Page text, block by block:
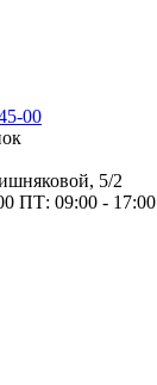
00
5/2
ПТ: 09:00 - 17:00